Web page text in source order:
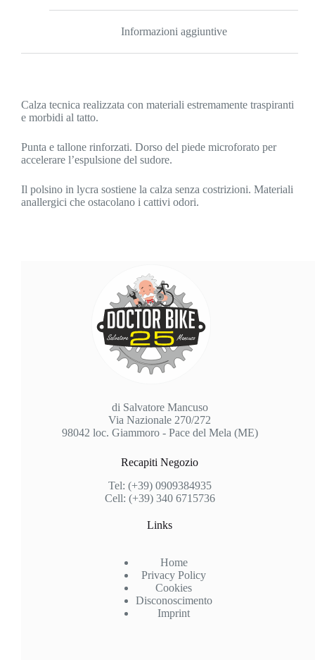
Informazioni aggiuntive
Calza tecnica realizzata con materiali estremamente traspiranti
e morbidi al tatto.
Punta e tallone rinforzati. Dorso del piede microforato per
accelerare l’espulsione del sudore.
Il polsino in lycra sostiene la calza senza costrizioni. Materiali
anallergici che ostacolano i cattivi odori.
di Salvatore Mancuso
Via Nazionale 270/272
98042 loc. Giammoro - Pace del Mela (ME)
Recapiti Negozio
Tel: (+39) 0909384935
Cell: (+39) 340 6715736
Links
Home
Privacy Policy
Cookies
Disconoscimento
Imprint